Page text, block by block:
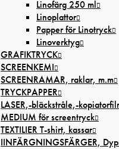
Linofärg 250 ml
Linoplattor
Papper för Linotryck
Linoverktyg
GRAFIKTRYCK
SCREENKEMI
SCREENRAMAR, raklar, m.m
TRYCKPAPPER
LASER,-bläckstråle,-
MEDIUM för screentryck
TEXTILIER T-shirt, kassar
IINFÄRGNINGSFÄRGER,